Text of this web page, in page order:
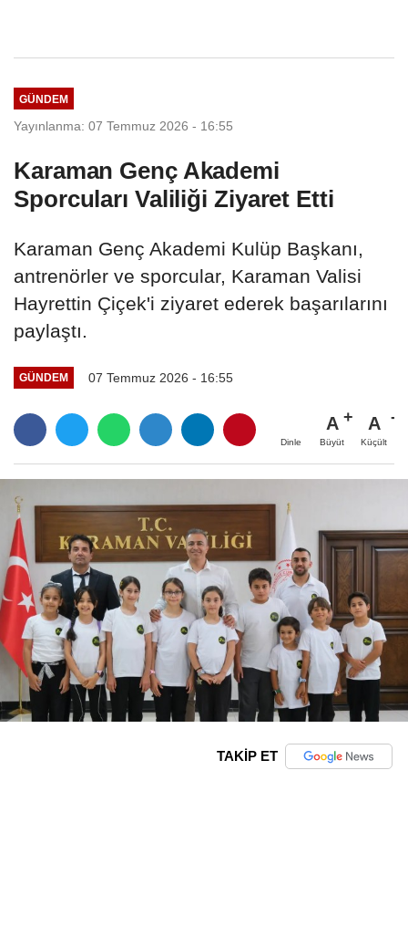
GÜNDEM
Yayınlanma: 07 Temmuz 2026 - 16:55
Karaman Genç Akademi
Sporcuları Valiliği Ziyaret Etti
Karaman Genç Akademi Kulüp Başkanı,
antrenörler ve sporcular, Karaman Valisi
Hayrettin Çiçek'i ziyaret ederek başarılarını
paylaştı.
GÜNDEM 07 Temmuz 2026 - 16:55
Dinle
A
Büyüt
A
Küçült
TAKİP ET